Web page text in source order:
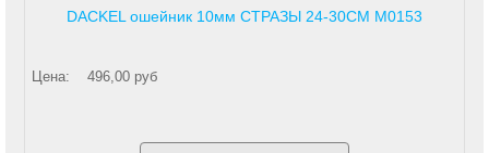
DACKEL ошейник 10мм СТРАЗЫ 24-30СМ М0153
Цена: 496,00 руб